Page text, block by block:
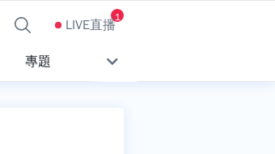
LIVE直播1
專題